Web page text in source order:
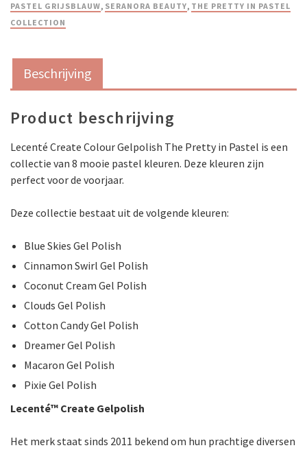
PASTEL GRIJSBLAUW, SERANORA BEAUTY, THE PRETTY IN PASTEL
COLLECTION
Beschrijving
Product beschrijving
Lecenté Create Colour Gelpolish The Pretty in Pastel is een
collectie van 8 mooie pastel kleuren. Deze kleuren zijn
perfect voor de voorjaar.
Deze collectie bestaat uit de volgende kleuren:
Blue Skies Gel Polish
Cinnamon Swirl Gel Polish
Coconut Cream Gel Polish
Clouds Gel Polish
Cotton Candy Gel Polish
Dreamer Gel Polish
Macaron Gel Polish
Pixie Gel Polish
Lecenté™ Create Gelpolish
Het merk staat sinds 2011 bekend om hun prachtige diversen